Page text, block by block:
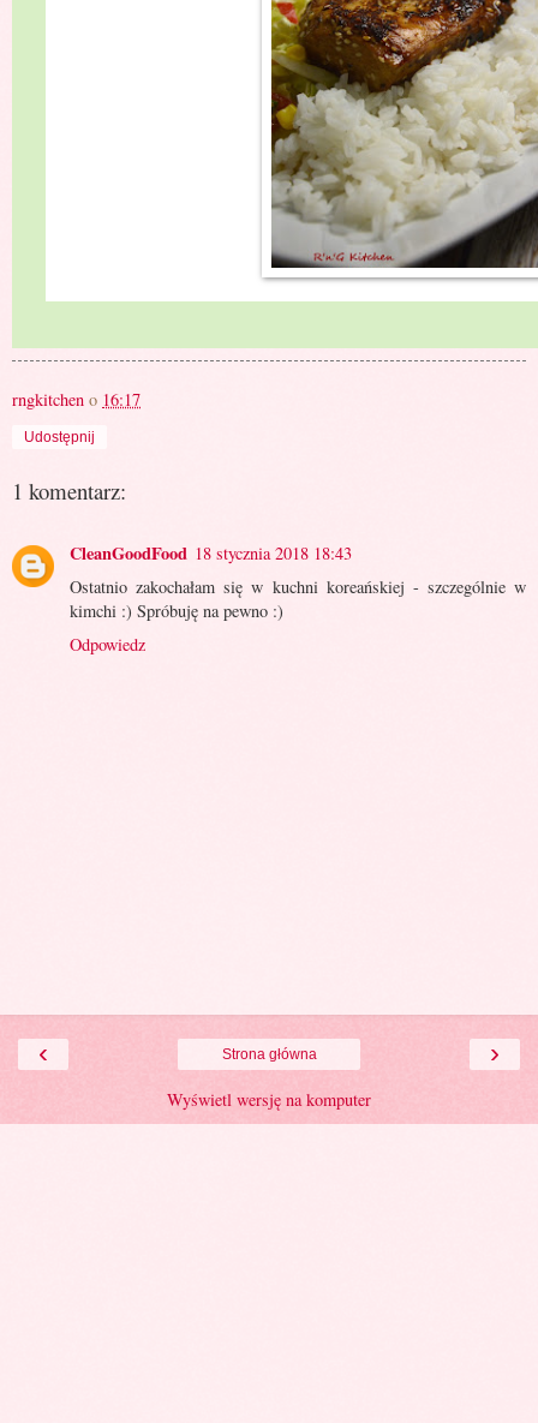
rngkitchen o 16:17
Udostępnij
1 komentarz:
CleanGoodFood 18 stycznia 2018 18:43
Ostatnio zakochałam się w kuchni koreańskiej - szczególnie w
kimchi :) Spróbuję na pewno :)
Odpowiedz
‹ ›
Strona główna
Wyświetl wersję na komputer